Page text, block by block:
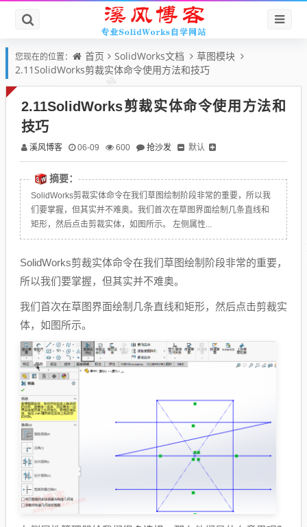
您现在的位置： 首页 SolidWorks文档
草图模块
2.11SolidWorks剪裁实体命令使用方法和技巧
2.11SolidWorks剪裁实体命令使用方法和
技巧
溪风博客 06-09 600 抢沙发 默认
摘要：
SolidWorks剪裁实体命令在我们草图绘制阶段非常的重要，所以我
们要掌握，但其实并不难奥。我们首次在草图界面绘制几条直线和
矩形，然后点击剪裁实体，如图所示。 左侧属性...
SolidWorks剪裁实体命令在我们草图绘制阶段非常的重要，
所以我们要掌握，但其实并不难奥。
我们首次在草图界面绘制几条直线和矩形，然后点击剪裁实
体，如图所示。